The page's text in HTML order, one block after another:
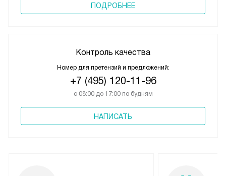
ПОДРОБНЕЕ
Контроль качества
Номер для претензий и предложений:
+7 (495) 120-11-96
с 08:00 до 17:00 по будням
НАПИСАТЬ